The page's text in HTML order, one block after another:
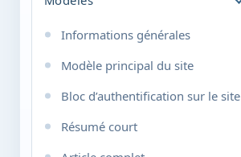
Messages privés
Informations générales
Modèle principal du site
Bloc d’authentification sur le site
Résumé court